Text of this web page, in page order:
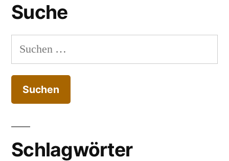
Suche
Suchen
nach:
Schlagwörter